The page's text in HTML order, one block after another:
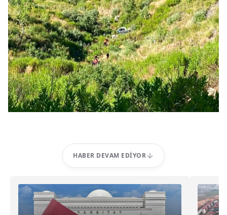
HABER DEVAM EDIYOR